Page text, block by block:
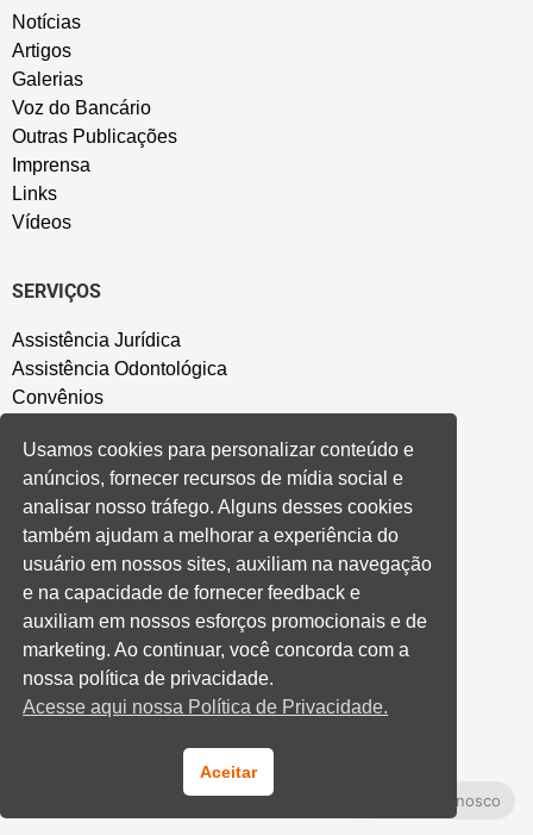
Notícias
Artigos
Galerias
Voz do Bancário
Outras Publicações
Imprensa
Links
Vídeos
SERVIÇOS
Assistência Jurídica
Assistência Odontológica
Convênios
Salão de Festa
Política de Privacidade
CONVENÇÃO COLETIVA E ACORDOS
Convenções Coletivas
Banco do Brasil
Caixa Econômica Federal
Banrisul
Privados
Cooperativas e Financeiras
Fale Conosco
Usamos cookies para personalizar conteúdo e
anúncios, fornecer recursos de mídia social e
analisar nosso tráfego. Alguns desses cookies
também ajudam a melhorar a experiência do
usuário em nossos sites, auxiliam na navegação
e na capacidade de fornecer feedback e
auxiliam em nossos esforços promocionais e de
marketing. Ao continuar, você concorda com a
nossa política de privacidade.
Acesse aqui nossa Política de Privacidade.
Aceitar